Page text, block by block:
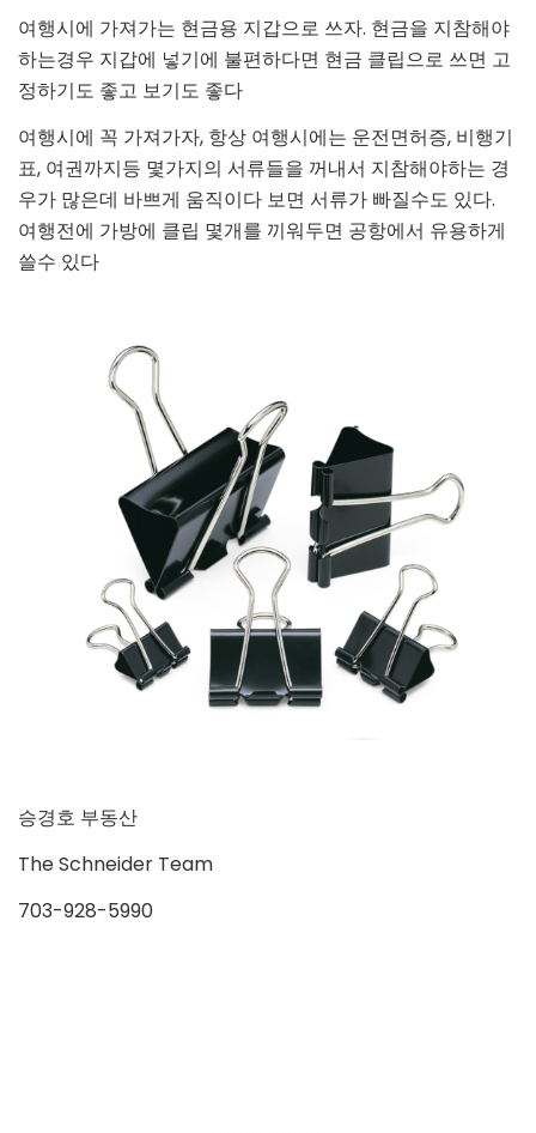
여행시에 가져가는 현금용 지갑으로 쓰자. 현금을 지참해야
하는경우 지갑에 넣기에 불편하다면 현금 클립으로 쓰면 고
정하기도 좋고 보기도 좋다
여행시에 꼭 가져가자, 항상 여행시에는 운전면허증, 비행기
표, 여권까지등 몇가지의 서류들을 꺼내서 지참해야하는 경
우가 많은데 바쁘게 움직이다 보면 서류가 빠질수도 있다.
여행전에 가방에 클립 몇개를 끼워두면 공항에서 유용하게
쓸수 있다
승경호 부동산
The Schneider Team
703-928-5990